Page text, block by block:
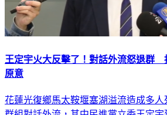
王定宇火大反擊了！對話外流怒退群
原意
花蓮光復鄉馬太鞍堰塞湖溢流造成多